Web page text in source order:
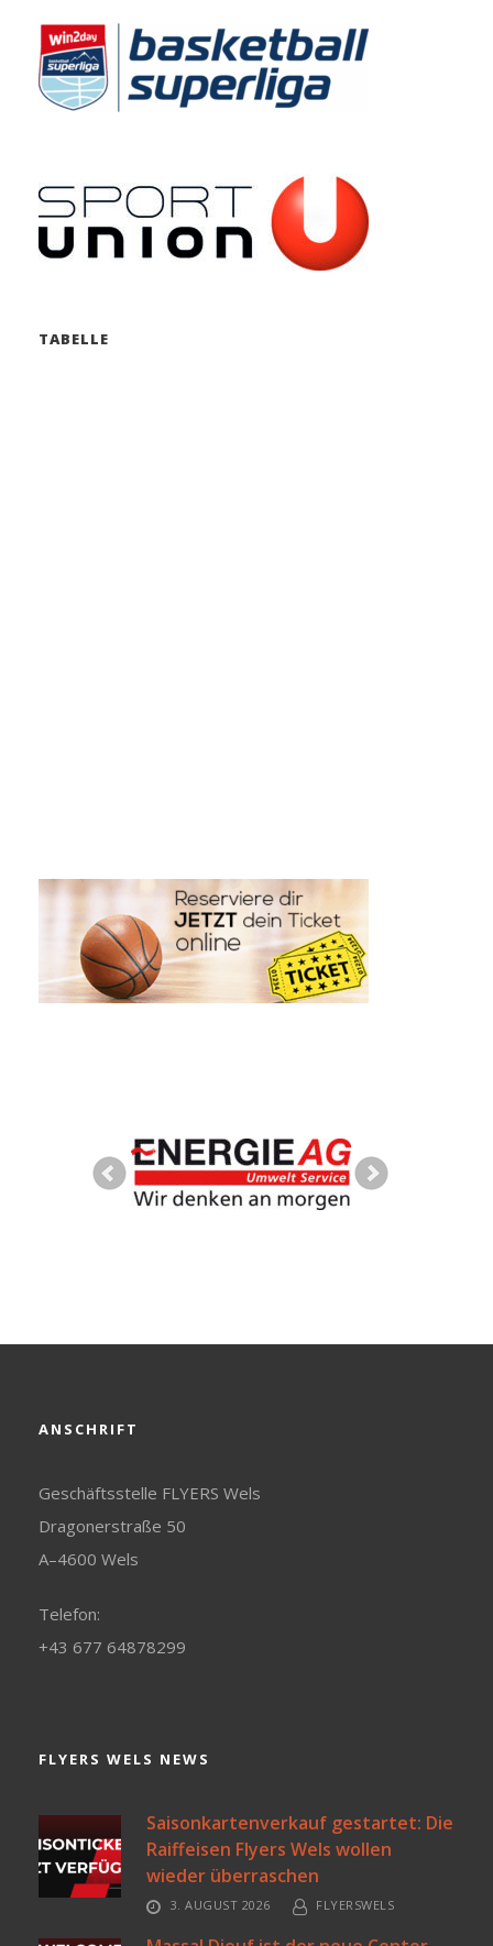
TABELLE
ANSCHRIFT
Geschäftsstelle FLYERS Wels
Dragonerstraße 50
A–4600 Wels
Telefon:
+43 677 64878299
FLYERS WELS NEWS
Saisonkartenverkauf gestartet: Die
Raiffeisen Flyers Wels wollen
wieder überraschen
3. AUGUST 2026 FLYERSWELS